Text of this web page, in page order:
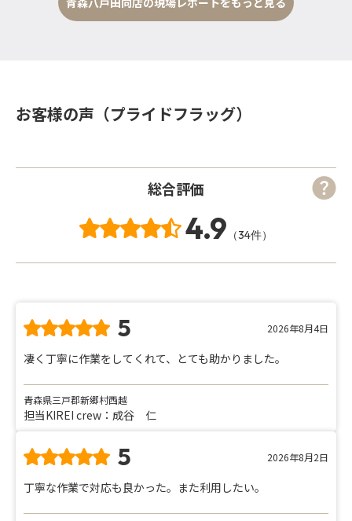
お客様の声（プライドフラッグ）
総合評価
4.9 （34件）
5 2026年8月4日
凄く丁寧に作業をしてくれて、とても助かりました。
青森県三戸郡新郷村西越
担当KIREI crew：成谷 仁
5 2026年8月2日
丁寧な作業で対応も良かった。また利用したい。